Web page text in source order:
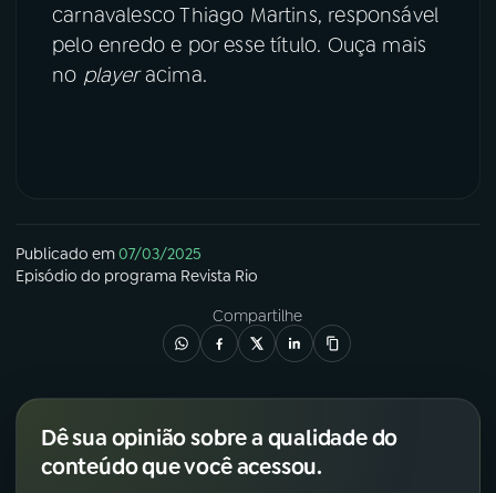
carnavalesco Thiago Martins, responsável
pelo enredo e por esse título. Ouça mais
no playeracima.
Publicado em07/03/2025
Episódio do programa Revista Rio
Compartilhe
Dê sua opinião sobre a qualidade do
conteúdo que você acessou.